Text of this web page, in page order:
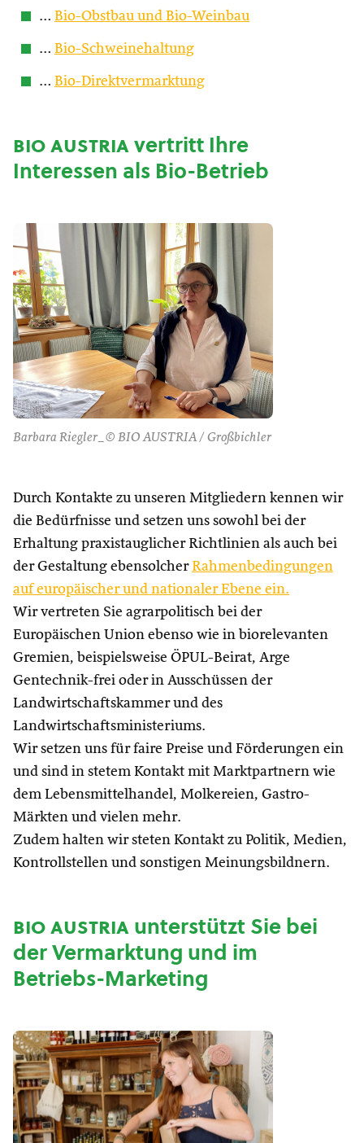
… Bio-Obstbau und Bio-Weinbau
… Bio-Schweinehaltung
… Bio-Direktvermarktung
bio austriavertritt Ihre
Interessen als Bio-Betrieb
Barbara Riegler_© BIO AUSTRIA / Großbichler
Durch Kontakte zu unseren Mitgliedern kennen wir
die Bedürfnisse und setzen uns sowohl bei der
Erhaltung praxistauglicher Richtlinien als auch bei
der Gestaltung ebensolcher Rahmenbedingungen
auf europäischer und nationaler Ebene ein.
Wir vertreten Sie agrarpolitisch bei der
Europäischen Union ebenso wie in biorelevanten
Gremien, beispielsweise ÖPUL-Beirat, Arge
Gentechnik-frei oder in Ausschüssen der
Landwirtschaftskammer und des
Landwirtschaftsministeriums.
Wir setzen uns für faire Preise und Förderungen ein
und sind in stetem Kontakt mit Marktpartnern wie
dem Lebensmittelhandel, Molkereien, Gastro-
Märkten und vielen mehr.
Zudem halten wir steten Kontakt zu Politik, Medien,
Kontrollstellen und sonstigen Meinungsbildnern.
bio austriaunterstützt Sie bei
der Vermarktung und im
Betriebs-Marketing